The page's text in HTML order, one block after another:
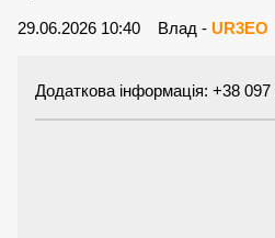
29.06.2026 10:40 Влад - UR3EO
Додаткова інформація: +38